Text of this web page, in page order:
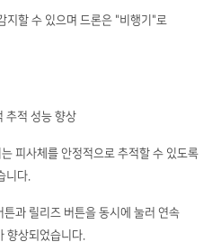
지할 수 있으며 드론은 "비행기"로
추적 성능 향상
피사체를 안정적으로 추적할 수 있도록
니다.
과 릴리즈 버튼을 동시에 눌러 연속
향상되었습니다.